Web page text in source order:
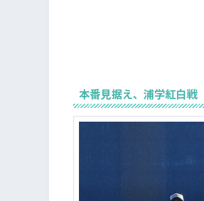
本番見据え、浦学紅白